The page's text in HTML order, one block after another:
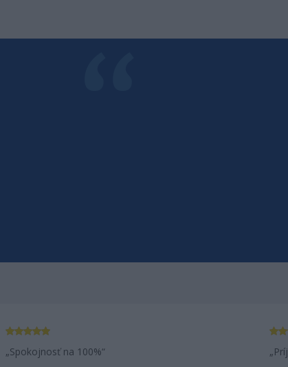
Spokojnosť na 100%